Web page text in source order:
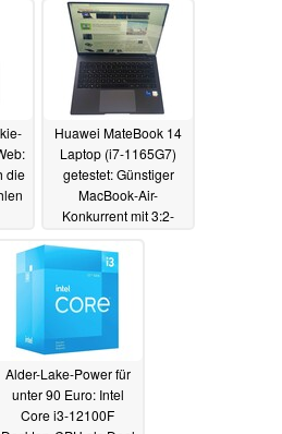
16.04.2022
die
Huawei MateBook 14
Laptop (i7-1165G7)
getestet: Günstiger
MacBook-Air-
Konkurrent mit 3:2-
Alder-Lake-Power für
unter 90 Euro: Intel
Core i3-12100F